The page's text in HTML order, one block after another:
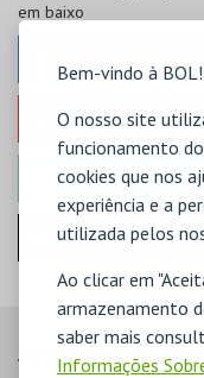
Bem-vindo à BOL!
O nosso site
funcionamento
cookies que nos
experiência e a
utilizada pelos
Ao clicar em
armazenamento
saber mais
Informações
em baixo
AINDA NÃO